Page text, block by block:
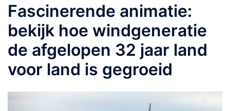
Fascinerende animatie:
bekijk hoe windgeneratie
de afgelopen 32 jaar land
voor land is gegroeid